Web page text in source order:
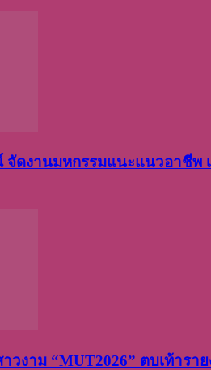
ดงานมหกรรมแนะแนวอาชีพ
วงาม “MUT2026” ตบเท้ารา